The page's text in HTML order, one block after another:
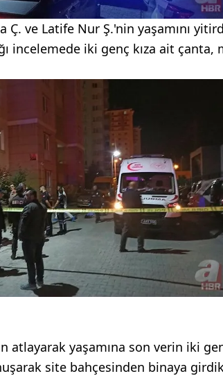
Ç. ve Latife Nur Ş.'nin yaşamını
incelemede iki genç kıza ait çanta,
yaşamına son verin iki
site bahçesinden binaya